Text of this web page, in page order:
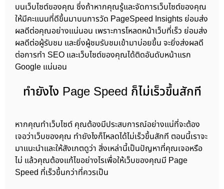
บนเว็บไซต์ของคุณ ซึ่งถ้าหากคุณรู้และจัดการเว็บไซต์ของคุณ
ให้มีคะแนนที่ดีขึ้นมาบนการวัด PageSpeed Insights ย่อมส่ง
ผลดีต่อคุณอย่างแน่นอน เพราะการโหลดหน้าเว็บที่เร็ว ย่อมส่ง
ผลดีต่อผู้รับชม และยิ่งผู้ชมรับชมเข้ามาบ่อยขึ้น จะยิ่งส่งผลดี
ต่อการทำ SEO และเว็บไซต์ของคุณได้ติดอันดับหน้าแรก
Google แน่นอน
ทำยังไง Page Speed ก็ไม่เร็วขึ้นสักที
หากคุณทำเว็บไซต์ คุณต้องมีประสบการณ์อย่างแน่ที่จะต้อง
เจอว่าเว็บของคุณ ทำยังไงก็โหลดได้ไม่เร็วขึ้นสักที ตอนนี้เราจะ
มาแนะนำและให้สังเกตดูว่า สิ่งเหล่านี้เป็นปัญหาที่คุณเจอหรือ
ไม่ แล้วคุณต้องแก้ไขอย่างไรเพื่อให้เว็บของคุณมี Page
Speed ที่เร็วขึ้นกว่าที่ควรเป็น